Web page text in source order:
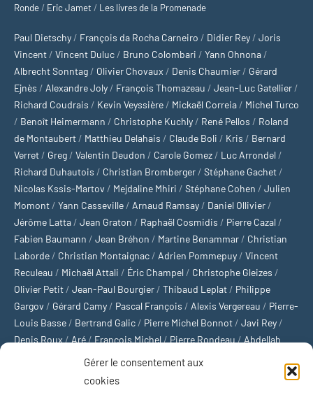
Gérer le consentement aux
cookies
Ronde/ Eric Jamet / Les livres de la Promenade
Paul Dietschy / François da Rocha Carneiro / Didier Rey / Joris
Vincent / Vincent Duluc / Bruno Colombari / Yann Ohnona /
Albrecht Sonntag / Olivier Chovaux / Denis Chaumier / Gérard
Ejnès / Alexandre Joly / François Thomazeau / Jean-Luc Gatellier /
Richard Coudrais / Kevin Veyssière / Mickaël Correia / Michel Turco
/ Benoît Heimermann / Christophe Kuchly / René Pellos / Roland
de Montaubert / Matthieu Delahais / Claude Boli / Kris / Bernard
Verret / Greg / Valentin Deudon / Carole Gomez / Luc Arrondel /
Richard Duhautois / Christian Bromberger / Stéphane Gachet /
Nicolas Kssis-Martov / Mejdaline Mhiri / Stéphane Cohen / Julien
Momont / Yann Casseville / Arnaud Ramsay / Daniel Ollivier /
Jérôme Latta / Jean Graton / Raphaël Cosmidis / Pierre Cazal /
Fabien Baumann / Jean Bréhon / Martine Benammar / Christian
Laborde / Christian Montaignac / Adrien Pommepuy / Vincent
Reculeau / Michaël Attali / Éric Champel / Christophe Gleizes /
Olivier Petit / Jean-Paul Bourgier / Thibaud Leplat / Philippe
Gargov / Gérard Camy / Pascal François / Alexis Vergereau / Pierre-
Louis Basse / Bertrand Galic / Pierre Michel Bonnot / Javi Rey /
Denis Roux / Aré / François Michel / Pierre Rondeau / Abdellah
Michaël Delépine